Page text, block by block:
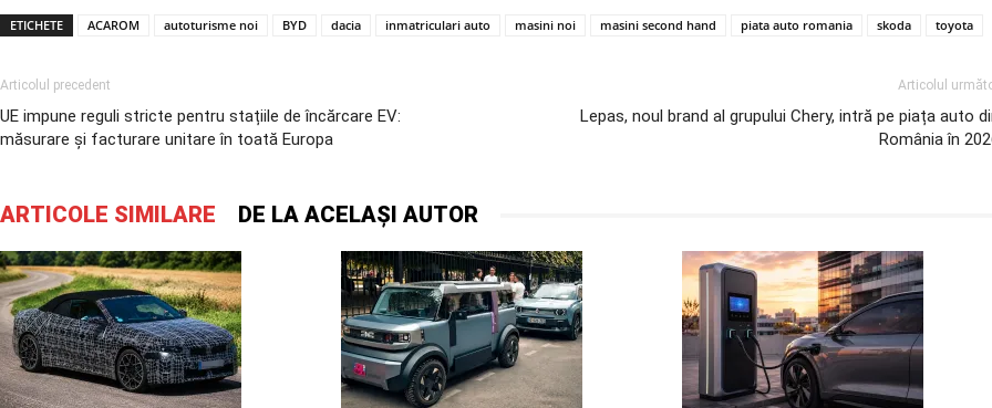
ETICHETE ACAROM autoturisme noi BYD dacia inmatriculari auto masini noi masini second hand piata auto romania skoda toyota
Articolul precedent
UE impune reguli stricte pentru stațiile de încărcare EV:
măsurare și facturare unitare în toată Europa
Articolul
Lepas, noul brand al grupului Chery, intră pe piața auto
România în
ARTICOLE SIMILARE DE LA ACELAȘI AUTOR